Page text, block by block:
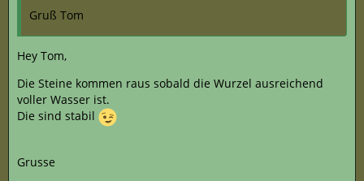
Gruß Tom
Hey Tom,
Die Steine kommen raus sobald die Wurzel ausreichend
voller Wasser ist.
Die sind stabil
Grusse